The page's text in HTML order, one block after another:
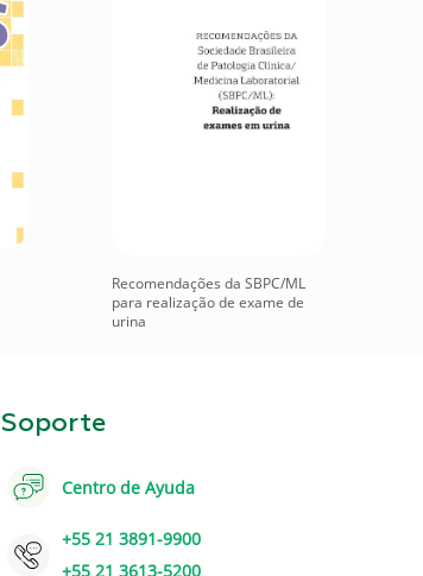
Recomendações da SBPC/ML
para realização de exame de
urina
Soporte
Centro de Ayuda
+55 21 3891-9900
+55 21 3613-5200